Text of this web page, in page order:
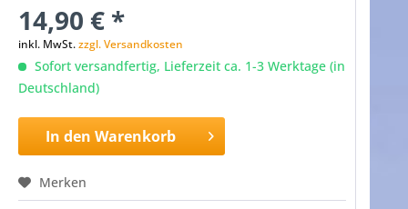
14,90 € *
inkl. MwSt.zzgl. Versandkosten
Sofort versandfertig, Lieferzeit ca. 1-3 Werktage (in
Deutschland)
In den Warenkorb
Merken